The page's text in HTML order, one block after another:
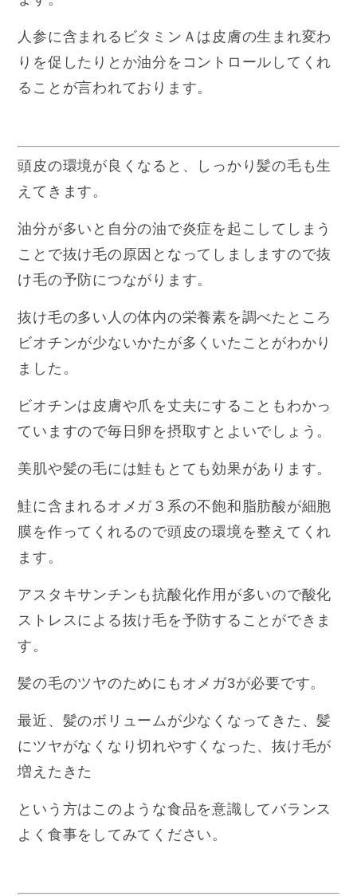
人参に含まれるビタミンＡは皮膚の生まれ変わ
りを促したりとか油分をコントロールしてくれ
ることが言われております。
頭皮の環境が良くなると、しっかり髪の毛も生
えてきます。
油分が多いと自分の油で炎症を起こしてしまう
ことで抜け毛の原因となってしましますので抜
け毛の予防につながります。
抜け毛の多い人の体内の栄養素を調べたところ
ビオチンが少ないかたが多くいたことがわかり
ました。
ビオチンは皮膚や爪を丈夫にすることもわかっ
ていますので毎日卵を摂取すとよいでしょう。
美肌や髪の毛には鮭もとても効果があります。
鮭に含まれるオメガ３系の不飽和脂肪酸が細胞
膜を作ってくれるので頭皮の環境を整えてくれ
ます。
アスタキサンチンも抗酸化作用が多いので酸化
ストレスによる抜け毛を予防することができま
す。
髪の毛のツヤのためにもオメガ3が必要です。
最近、髪のボリュームが少なくなってきた、髪
にツヤがなくなり切れやすくなった、抜け毛が
増えたきた
という方はこのような食品を意識してバランス
よく食事をしてみてください。